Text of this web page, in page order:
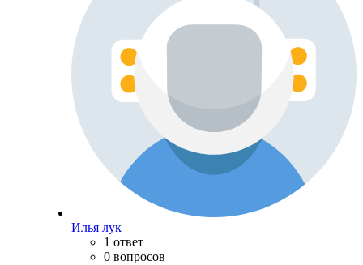
Илья лук
1 ответ
0 вопросов